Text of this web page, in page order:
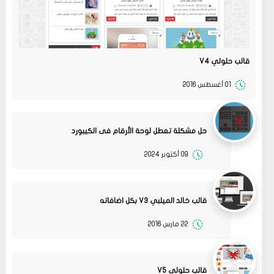
قالب حلولي V4
01 أغسطس 2016
حل مشكلة تعطل لوحة الأرقام فى الكيبورد
09 أكتوبر 2024
قالب خالد الميلبي V3 بكل اضافاته
22 مارس 2016
قالب حلولي V5
02 2022
مشاركة
أو عمل إعادة ضبط المصنع